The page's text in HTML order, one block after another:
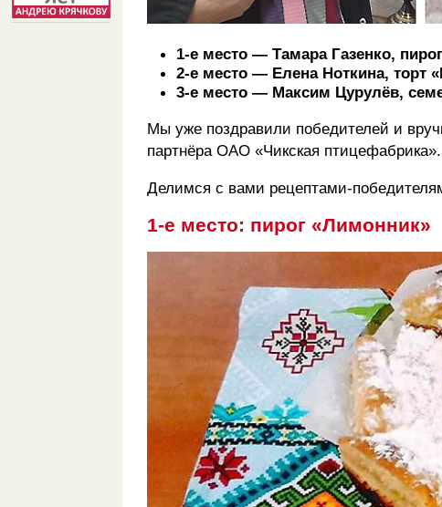
1-е место — Тамара Газенко,
2-е место — Елена Ноткина, торт
3-е место — Максим Цурулёв,
Мы уже поздравили победителей и
партнёра ОАО «Чикская птицефабрика».
Делимся с вами рецептами-
1-е место: пирог «Лимонник»